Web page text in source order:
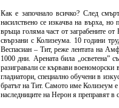
Как е започнало всичко? След
насилствено се изкачва на върха, но
връща голяма част от заграбените
свързани с Колизеума. 10 години
Веспасиан – Тит, реже лентата на
1000 дни. Арената била „осветена”
разигравали се кървави военоморски
гладиатори, специално обучени в
братът на Тит. Самото име Колизеум
наследниците на Нерон я преправят в